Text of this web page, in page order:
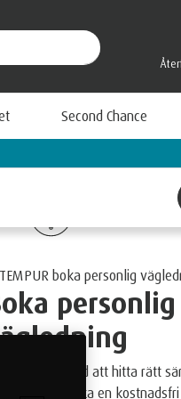
Second Chance
QUICKREFRESH
personlig
hjälper dig med att hitta rätt
din kropp. Boka en